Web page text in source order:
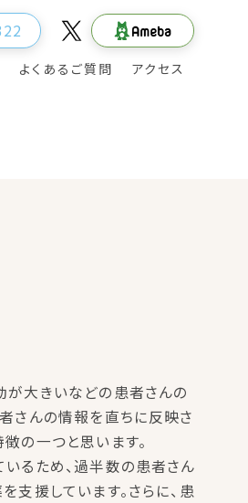
よくあるご質問 アクセス
が大きいなどの患者さんの
さんの情報を直ちに反映さ
の一つと思います。
るため、過半数の患者さん
支援しています。さらに、患